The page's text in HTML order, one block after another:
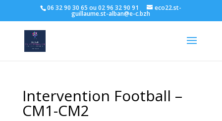
06 32 90 30 65 ou 02 96 32 90 91 eco22.st-
guillaume.st-alban@e-c.bzh
Intervention Football –
CM1-CM2